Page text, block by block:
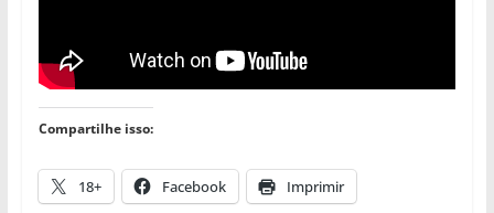
Compartilhe isso:
18+ Facebook Imprimir